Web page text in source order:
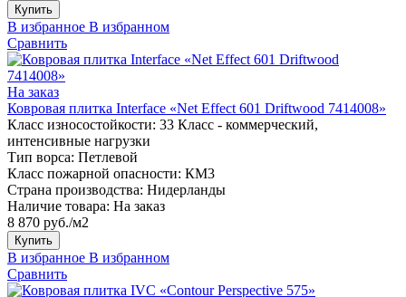
Купить
В избранное В избранном
Сравнить
На заказ
Ковровая плитка Interface «Net Effect 601 Driftwood 7414008»
Класс износостойкости: 33 Класс - коммерческий,
интенсивные нагрузки
Тип ворса: Петлевой
Класс пожарной опасности: КМ3
Страна производства: Нидерланды
Наличие товара: На заказ
8 870 руб./м2
Купить
В избранное В избранном
Сравнить